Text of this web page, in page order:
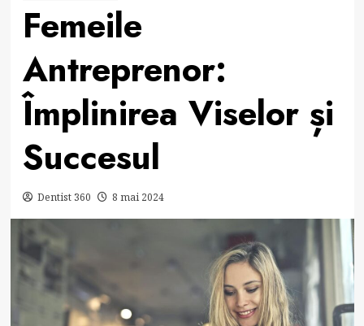
Femeile
Antreprenor:
Împlinirea Viselor și
Succesul
Dentist 360 8 mai 2024